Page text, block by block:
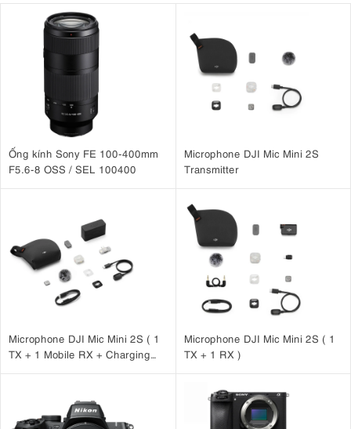
Ống kính Sony FE 100-400mm
F5.6-8 OSS / SEL 100400
Microphone DJI Mic Mini 2S
Transmitter
Microphone DJI Mic Mini 2S ( 1
TX + 1 Mobile RX + Charging
Microphone DJI Mic Mini 2S ( 1
TX + 1 RX )